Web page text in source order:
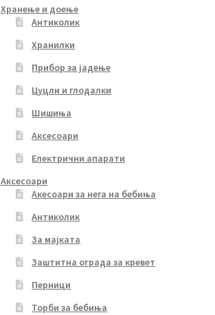
Хранење и доење
Антиколик
Хранилки
Прибор за јадење
Цуцли и глодалки
Шишиња
Аксесоари
Електрични апарати
Аксесоари
Акесоари за нега на бебиња
Антиколик
За мајката
Заштитна ограда за кревет
Перници
Торби за бебиња